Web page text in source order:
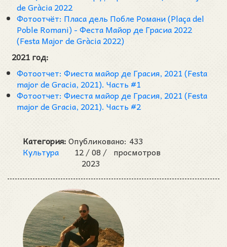
de Gràcia 2022
Фотоотчёт: Пласа дель Побле Романи (Plaça del
Poble Romani) - Феста Майор де Грасиа 2022
(Festa Major de Gràcia 2022)
2021 год:
Фотоотчет: Фиеста майор де Грасия, 2021 (Festa
major de Gracia, 2021). Часть #1
Фотоотчет: Фиеста майор де Грасия, 2021 (Festa
major de Gracia, 2021). Часть #2
Категория:
Культура
Опубликовано:
12 /08 /
2023
433
просмотров